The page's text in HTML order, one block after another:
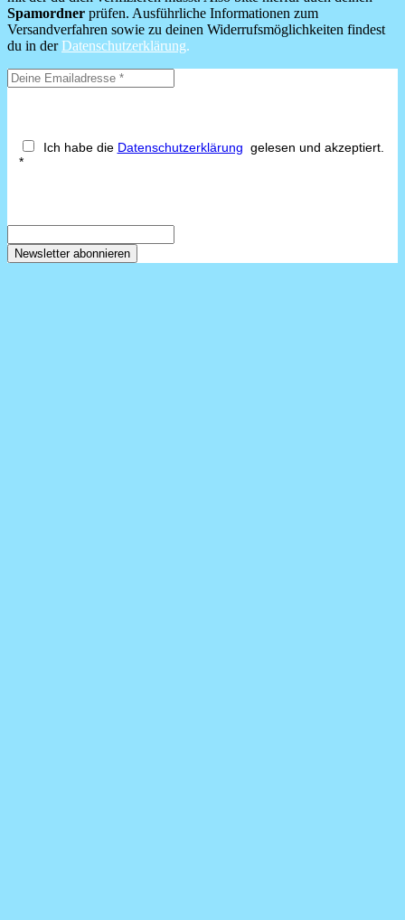
Spamordner prüfen. Ausführliche Informationen zum
Versandverfahren sowie zu deinen Widerrufsmöglichkeiten findest
du in derDatenschutzerklärung.
Ich habe die Datenschutzerklärung gelesen und akzeptiert.
*